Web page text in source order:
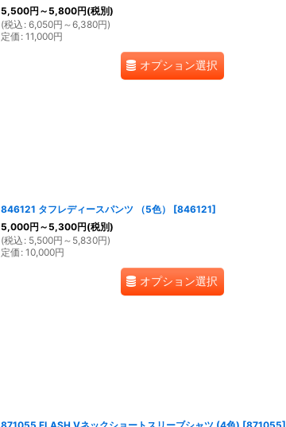
5,500円 ～5,800円(税別)
(税込 : 6,050円 ～6,380円)
定価 : 11,000円
オプション選択
846121 タフレディースパンツ （5色） [846121]
5,000円 ～5,300円(税別)
(税込 : 5,500円 ～5,830円)
定価 : 10,000円
オプション選択
871055 FLASH Vネックショートスリーブシャツ (4色) [871055]